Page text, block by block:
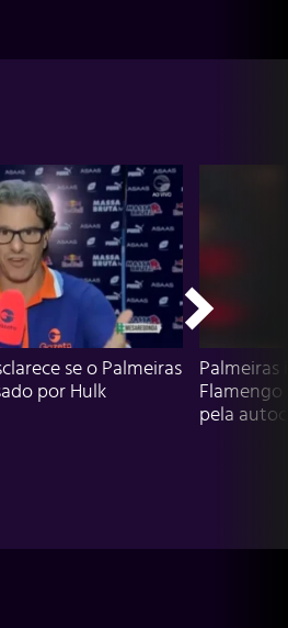
se o Palmeiras
por Hulk
Flamengo
pela